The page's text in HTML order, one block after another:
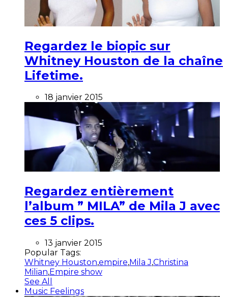
Regardez le biopic sur
Whitney Houston de la chaîne
Lifetime.
18 janvier 2015
Regardez entièrement
l’album ” MILA” de Mila J avec
ces 5 clips.
13 janvier 2015
Popular Tags:
Whitney Houston,empire,Mila J,Christina
Milian,Empire show
See All
Music Feelings